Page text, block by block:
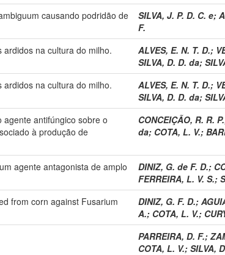
causando podridão de
SILVA, J. P. D. C. e;
F.
na cultura do milho. ALVES, E. N. T. D.;
SILVA, D. D. da;
na cultura do milho. ALVES, E. N. T. D.;
SILVA, D. D. da;
antifúngico sobre o
à produção de
CONCEIÇÃO, R. R. P.
da; COTA, L. V.;
agente antagonista de amplo
DINIZ, G. de F. D.;
FERREIRA, L. V. S.;
from corn against Fusarium
DINIZ, G. F. D.;
A.; COTA, L. V.;
PARREIRA, D. F.;
COTA, L. V.; SILVA,